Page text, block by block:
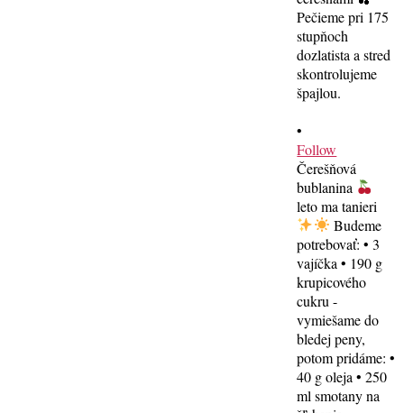
•
Follow
Čerešňová
bublanina
leto ma tanieri
Budeme
potrebovať: • 3
vajíčka • 190 g
krupicového
cukru -
vymiešame do
bledej peny,
potom pridáme: •
40 g oleja • 250
ml smotany na